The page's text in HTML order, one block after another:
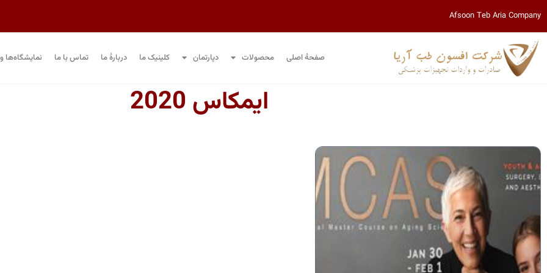
Afsoon Teb Aria Company
صفحۀ اصلی محصولات دپارتمان کلینیک ما دربارۀ ما تماس با ما نمایشگاه‌ها
ایمکاس 2020